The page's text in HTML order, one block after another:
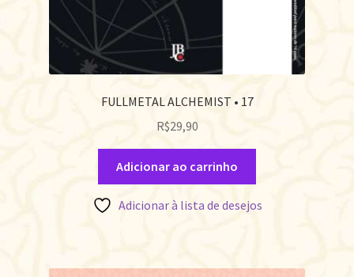
FULLMETAL ALCHEMIST • 17
R$29,90
Adicionar ao carrinho
Adicionar à lista de desejos